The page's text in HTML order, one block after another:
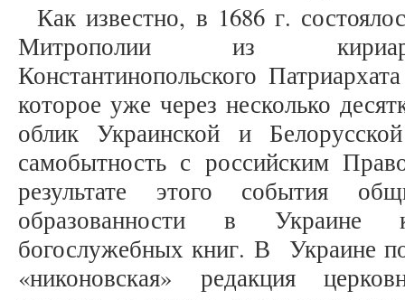
Как известно, в 1686 г.
Митрополии из
Константинопольского
которое уже через несколько
облик Украинской и
самобытность с российским
результате этого события
образованности в Украине
богослужебных книг. В Украине
«никоновская» редакция